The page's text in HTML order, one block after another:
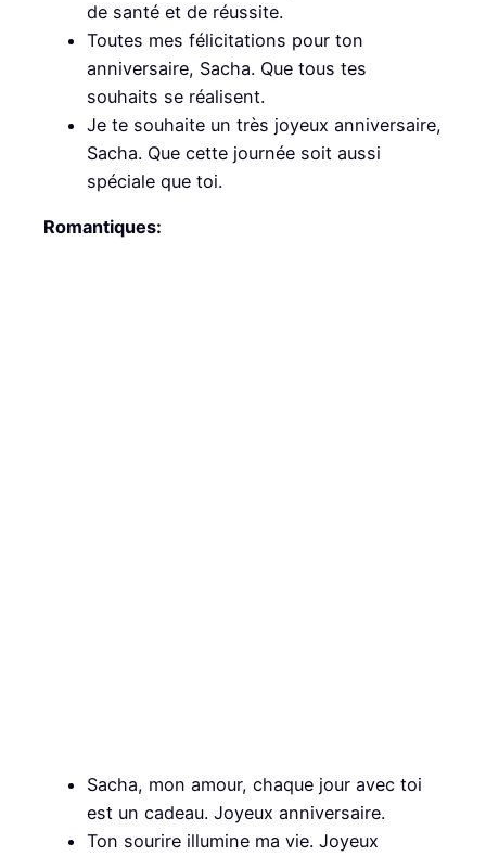
de santé et de réussite.
Toutes mes félicitations pour ton
anniversaire, Sacha. Que tous tes
souhaits se réalisent.
Je te souhaite un très joyeux anniversaire,
Sacha. Que cette journée soit aussi
spéciale que toi.
Romantiques:
Sacha, mon amour, chaque jour avec toi
est un cadeau. Joyeux anniversaire.
Ton sourire illumine ma vie. Joyeux